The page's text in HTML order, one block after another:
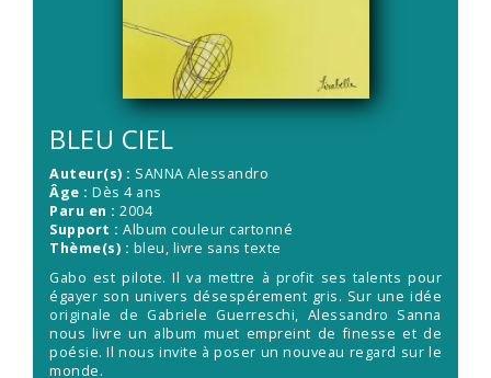
BLEU CIEL
Auteur(s) : SANNA Alessandro
Âge : Dès 4 ans
Paru en : 2004
Support : Album couleur cartonné
Thème(s) : bleu, livre sans texte
Gabo est pilote. Il va mettre à profit ses talents pour
égayer son univers désespérement gris. Sur une idée
originale de Gabriele Guerreschi, Alessandro Sanna
nous livre un album muet empreint de finesse et de
poésie. Il nous invite à poser un nouveau regard sur le
monde.